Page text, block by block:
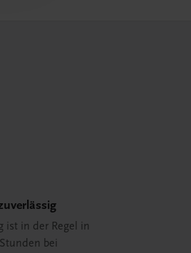
ist in der Regel in
bei